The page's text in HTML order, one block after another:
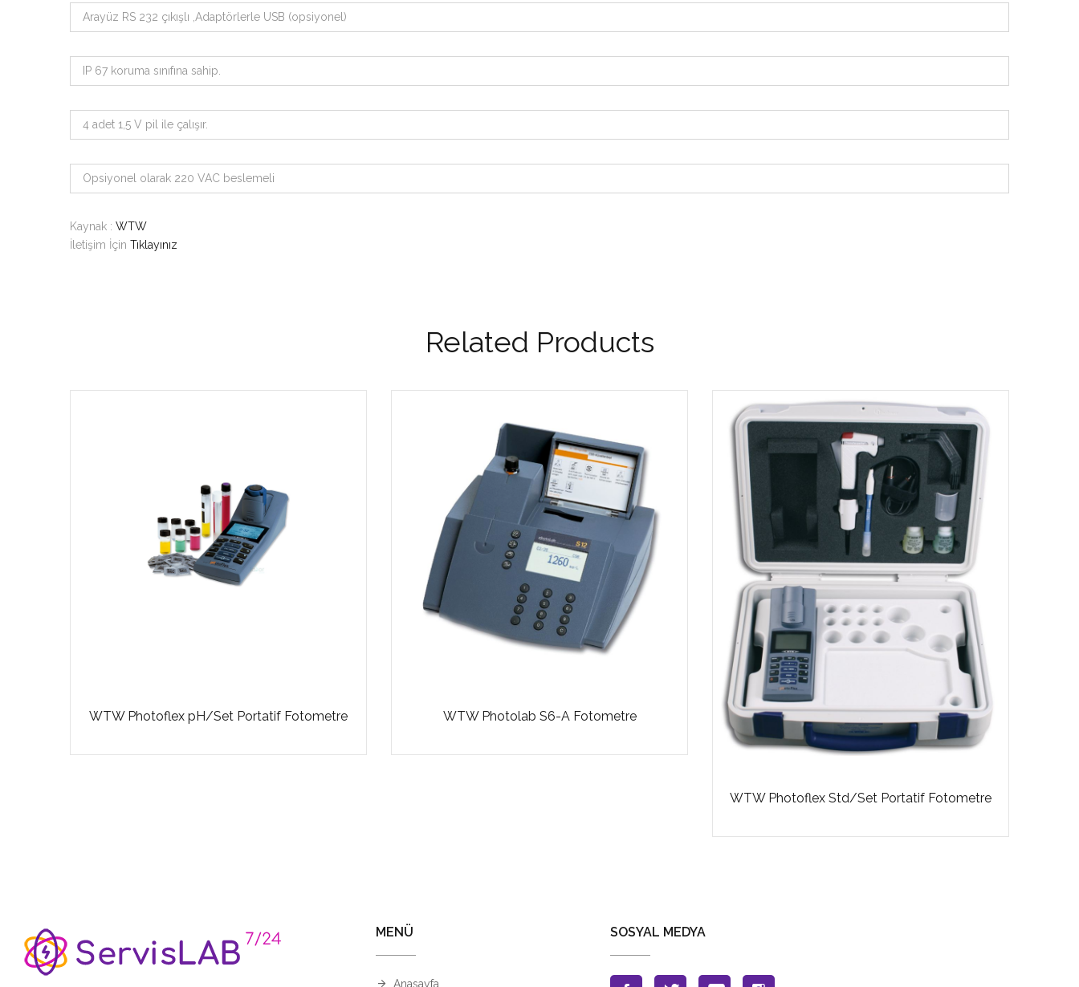
Arayüz RS 232 çıkışlı ,Adaptörlerle USB (opsiyonel)
IP 67 koruma sınıfına sahip.
4 adet 1,5 V pil ile çalışır.
Opsiyonel olarak 220 VAC beslemeli
Kaynak : WTW
İletişim İçin Tıklayınız
Related Products
WTW Photoflex pH/Set Portatif Fotometre WTW Photolab S6-A Fotometre
WTW Photoflex Std/Set Portatif Fotometre
MENÜ
Anasayfa
SOSYAL MEDYA